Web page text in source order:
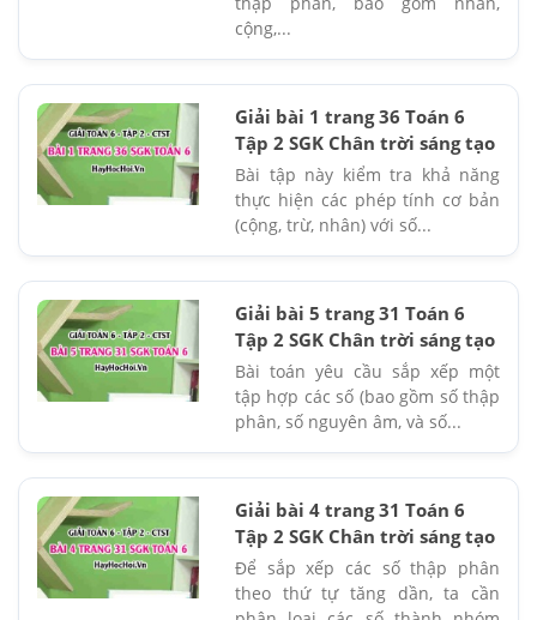
cộng,...
Giải bài 1 trang 36 Toán 6
Tập 2 SGK Chân trời sáng tạo
Bài tập này kiểm tra khả năng
thực hiện các phép tính cơ bản
(cộng, trừ, nhân) với số...
Giải bài 5 trang 31 Toán 6
Tập 2 SGK Chân trời sáng tạo
Bài toán yêu cầu sắp xếp một
tập hợp các số (bao gồm số thập
phân, số nguyên âm, và số...
Giải bài 4 trang 31 Toán 6
Tập 2 SGK Chân trời sáng tạo
Để sắp xếp các số thập phân
theo thứ tự tăng dần, ta cần